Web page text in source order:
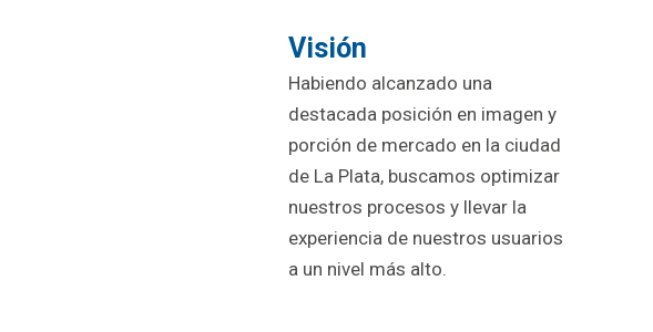
Visión
Habiendo alcanzado una
destacada posición en imagen y
porción de mercado en la ciudad
de La Plata, buscamos optimizar
nuestros procesos y llevar la
experiencia de nuestros usuarios
a un nivel más alto.